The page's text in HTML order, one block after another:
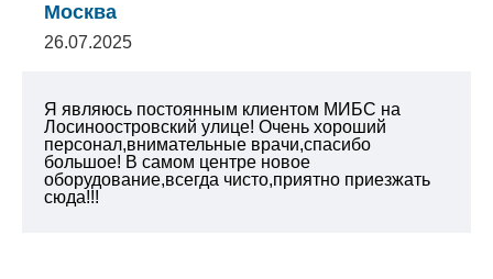
Москва
26.07.2025
Я являюсь постоянным клиентом МИБС на
Лосиноостровский улице! Очень хороший
персонал,внимательные врачи,спасибо
большое! В самом центре новое
оборудование,всегда чисто,приятно приезжать
сюда!!!